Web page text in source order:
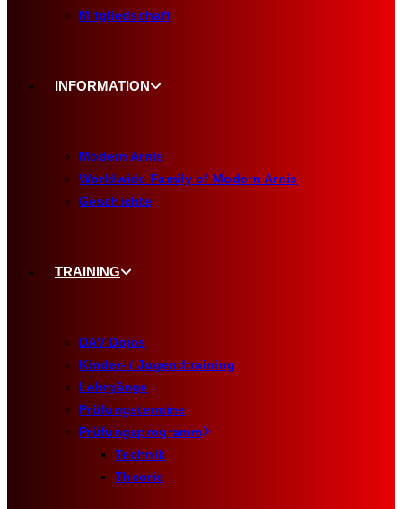
Mitgliedschaft
INFORMATION
Modern Arnis
Worldwide Family of Modern Arnis
Geschichte
TRAINING
DAV Dojos
Kinder- / Jugendtraining
Lehrgänge
Prüfungstermine
Prüfungsprogramm
Technik
Theorie